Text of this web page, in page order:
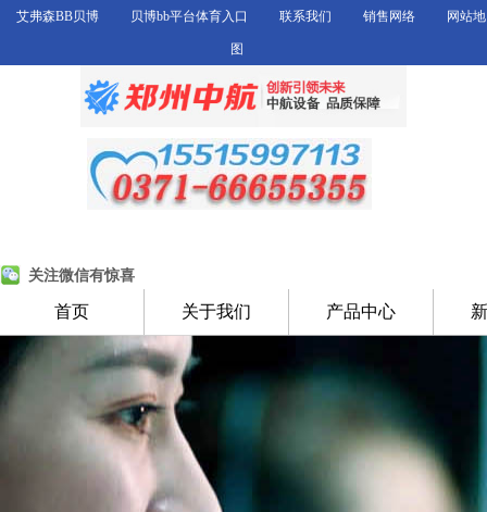
艾弗森BB贝博 贝博bb平台体育入口 联系我们 销售网络 网站地
图
关注微信有惊喜
首页 关于我们 产品中心